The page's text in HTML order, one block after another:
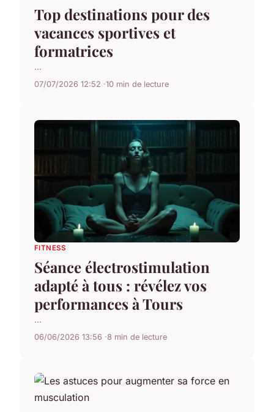
Top destinations pour des
vacances sportives et
formatrices
...
07/07/2026 12:52 10 min de lecture
FITNESS
Séance électrostimulation
adapté à tous : révélez vos
performances à Tours
...
06/06/2026 13:56 8 min de lecture